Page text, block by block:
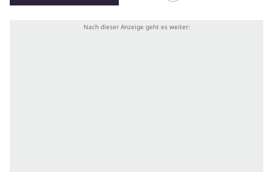
seinen besten Freund Yuusaku Kitamura. Sie
verkuppeln. Doch das ist leichter gesagt als